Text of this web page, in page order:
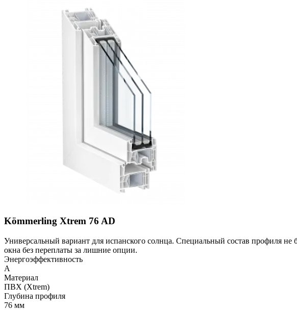
Kömmerling Xtrem 76 AD
Универсальный вариант для испанского солнца. Специальный состав профиля
окна без переплаты за лишние опции.
Энергоэффективность
A
Материал
ПВХ (Xtrem)
Глубина профиля
76 мм